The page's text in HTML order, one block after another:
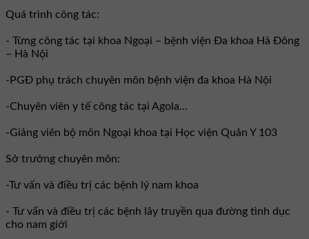
Quá trình công tác:
- Từng công tác tại khoa Ngoại – bệnh viện Đa khoa Hà Đông
– Hà Nội
-PGĐ phụ trách chuyên môn bệnh viện đa khoa Hà Nội
-Chuyên viên y tế công tác tại Agola...
-Giảng viên bộ môn Ngoại khoa tại Học viện Quân Y 103
Sở trưởng chuyên môn:
-Tư vấn và điều trị các bệnh lý nam khoa
- Tư vấn và điều trị các bệnh lây truyền qua đường tình dục
cho nam giới